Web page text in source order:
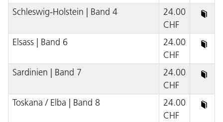
Schleswig-Holstein | Band 4
24.00
CHF
Elsass | Band 6
24.00
CHF
Sardinien | Band 7
24.00
CHF
Toskana / Elba | Band 8
24.00
CHF